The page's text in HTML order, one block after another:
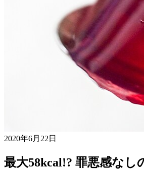
2020年6月22日
最大58kcal!? 罪悪感なし